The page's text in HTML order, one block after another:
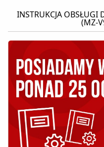
INSTRUKCJA OBSŁUGI
(MZ-